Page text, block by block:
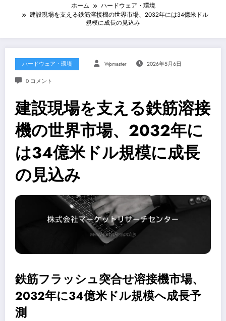
ホーム
ハードウェア・環境
建設現場を支える鉄筋溶接機の世界市場、2032年には34億米ドル
規模に成長の見込み
ハードウェア・環境 Wpmaster 2026年5月6日
0 コメント
建設現場を支える鉄筋溶接
機の世界市場、2032年に
は34億米ドル規模に成長
の見込み
鉄筋フラッシュ突合せ溶接機市場、
2032年に34億米ドル規模へ成長予
測